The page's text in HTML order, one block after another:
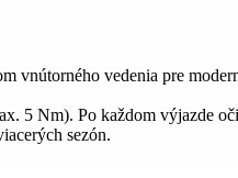
vnútorného vedenia pre
5 Nm). Po každom výjazde
sezón.